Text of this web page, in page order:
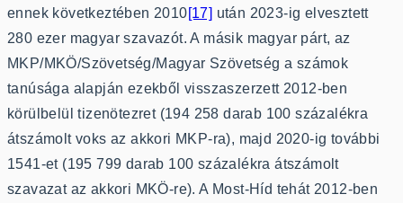
ennek következtében 2010[17] után 2023-ig elvesztett
280 ezer magyar szavazót. A másik magyar párt, az
MKP/MKÖ/Szövetség/Magyar Szövetség a számok
tanúsága alapján ezekből visszaszerzett 2012-ben
körülbelül tizenötezret (194 258 darab 100 százalékra
átszámolt voks az akkori MKP-ra), majd 2020-ig további
1541-et (195 799 darab 100 százalékra átszámolt
szavazat az akkori MKÖ-re). A Most-Híd tehát 2012-ben